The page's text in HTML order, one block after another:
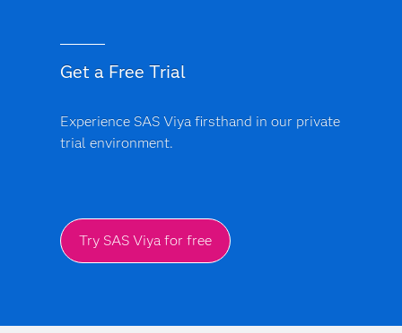
Get a Free Trial
Experience SAS Viya firsthand in our private
trial environment.
Try SAS Viya for free